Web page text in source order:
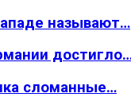
называют…
сломанные…